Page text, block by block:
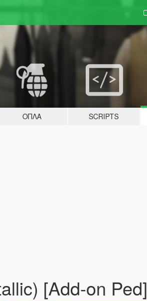
ΌΠΛΑ SCRIPTS
[Add-on Ped]